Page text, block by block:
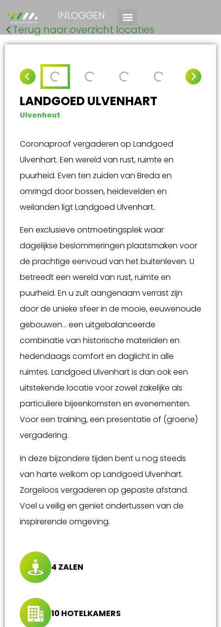
INLOGGEN
Terug naar overzicht locaties
LANDGOED ULVENHART
Ulvenhout
Coronaproof vergaderen op Landgoed
Ulvenhart. Een wereld van rust, ruimte en
puurheid. Even ten zuiden van Breda en
omringd door bossen, heidevelden en
weilanden ligt Landgoed Ulvenhart.
Een exclusieve ontmoetingsplek waar
dagelijkse beslommeringen plaatsmaken voor
de prachtige eenvoud van het buitenleven. U
betreedt een wereld van rust, ruimte en
puurheid. En u zult aangenaam verrast zijn
door de unieke sfeer in de mooie, eeuwenoude
gebouwen… een uitgebalanceerde
combinatie van historische materialen en
hedendaags comfort en daglicht in alle
ruimtes. Landgoed Ulvenhart is dan ook een
uitstekende locatie voor zowel zakelijke als
particuliere bijeenkomsten en evenementen.
Voor een training, een presentatie of (groene)
vergadering.
In deze bijzondere tijden bent u nog steeds
van harte welkom op Landgoed Ulvenhart.
Zorgeloos vergaderen op gepaste afstand.
Voel u veilig en geniet ondertussen van de
inspirerende omgeving.
4 ZALEN
10 HOTELKAMERS